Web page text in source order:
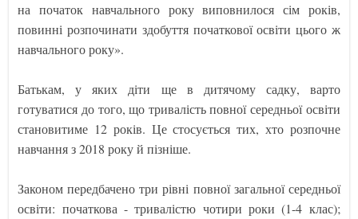
на початок навчального року виповнилося сім років,
повинні розпочинати здобуття початкової освіти цього ж
навчального року».
Батькам, у яких діти ще в дитячому садку, варто
готуватися до того, що тривалість повної середньої освіти
становитиме 12 років. Це стосується тих, хто розпочне
навчання з 2018 року й пізніше.
Законом передбачено три рівні повної загальної середньої
освіти: початкова - тривалістю чотири роки (1-4 клас);